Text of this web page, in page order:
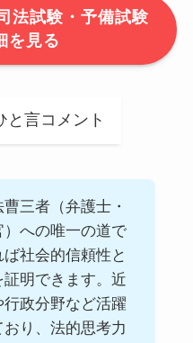
法試験・予備試験
を見る
と言コメント
三者（弁護士・
への唯一の道で
社会的信頼性と
明できます。近
政分野など活躍
り、法的思考力